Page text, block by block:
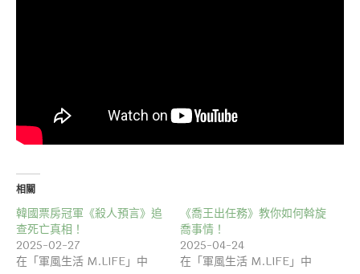
相關
韓國票房冠軍《殺人預言》追
查死亡真相！
2025-02-27
在「軍風生活 M.LIFE」中
《喬王出任務》教你如何斡旋
喬事情！
2025-04-24
在「軍風生活 M.LIFE」中